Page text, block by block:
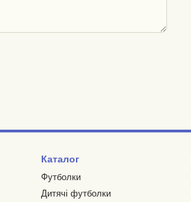
Каталог
Футболки
Дитячі футболки